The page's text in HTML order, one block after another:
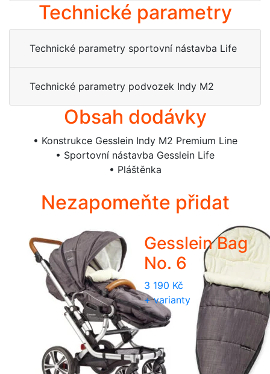
Technické parametry
Technické parametry sportovní nástavba Life
Technické parametry podvozek Indy M2
Obsah dodávky
• Konstrukce Gesslein Indy M2 Premium Line
• Sportovní nástavba Gesslein Life
• Pláštěnka
Nezapomeňte přidat
Gesslein Bag
No. 6
3 190 Kč
+ varianty